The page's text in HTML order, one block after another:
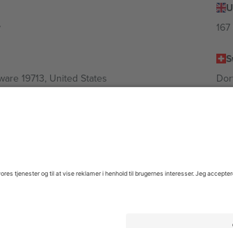
19713, United States
Sofia, Bulgaria
06700 Ciudad de México, CDMX, Mexico